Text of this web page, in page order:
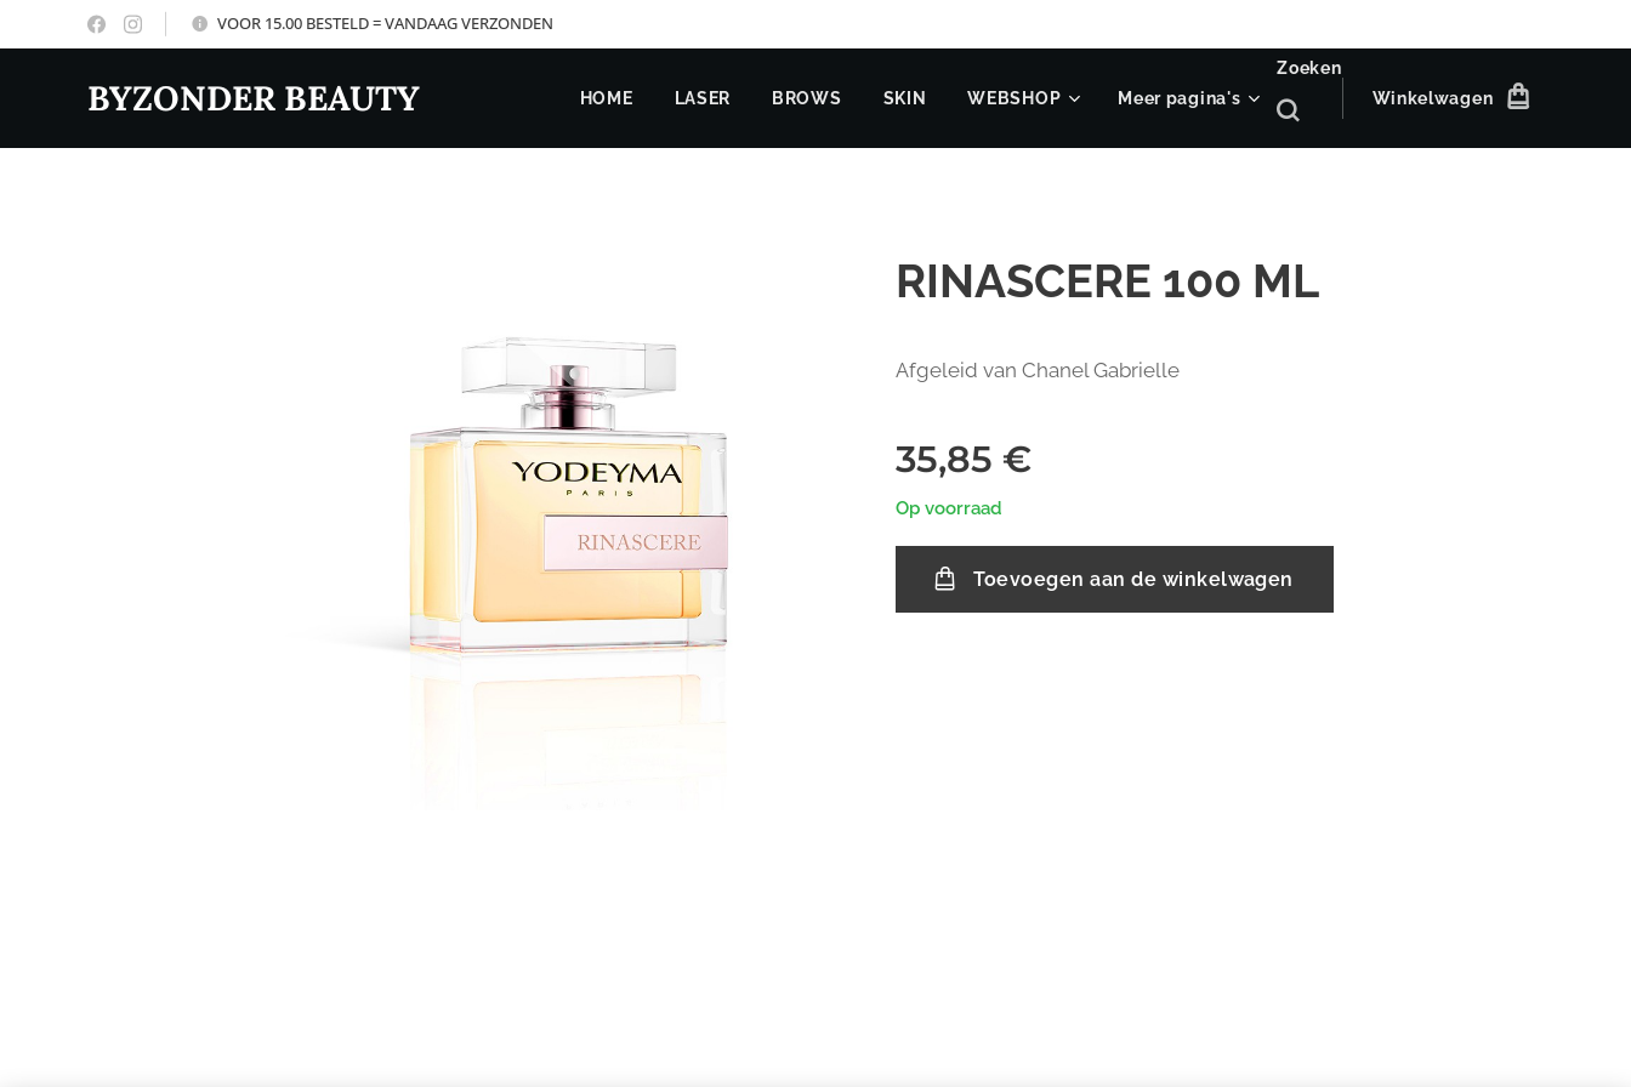
VOOR 15.00 BESTELD = VANDAAG VERZONDEN
BYZONDER BEAUTY HOME LASER BROWS SKIN WEBSHOP Meer pagina's
Zoeken
Winkelwagen
RINASCERE 100 ML
Afgeleid van Chanel Gabrielle
35,85 €
Op voorraad
Toevoegen aan de winkelwagen